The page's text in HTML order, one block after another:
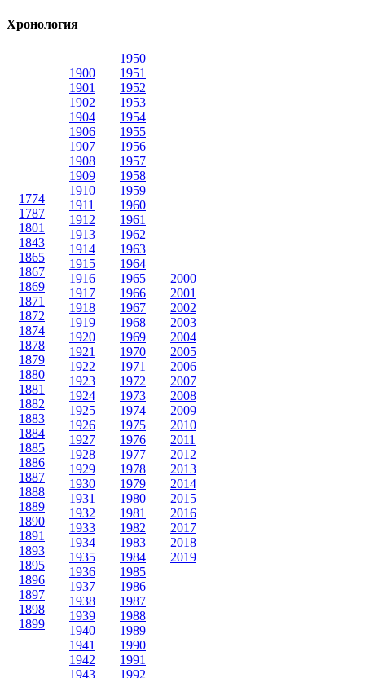
Хронология
1774
1787
1801
1843
1865
1867
1869
1871
1872
1874
1878
1879
1880
1881
1882
1883
1884
1885
1886
1887
1888
1889
1890
1891
1893
1895
1896
1897
1898
1899
1900
1901
1902
1904
1906
1907
1908
1909
1910
1911
1912
1913
1914
1915
1916
1917
1918
1919
1920
1921
1922
1923
1924
1925
1926
1927
1928
1929
1930
1931
1932
1933
1934
1935
1936
1937
1938
1939
1940
1941
1942
1943
1950
1951
1952
1953
1954
1955
1956
1957
1958
1959
1960
1961
1962
1963
1964
1965
1966
1967
1968
1969
1970
1971
1972
1973
1974
1975
1976
1977
1978
1979
1980
1981
1982
1983
1984
1985
1986
1987
1988
1989
1990
1991
1992
2000
2001
2002
2003
2004
2005
2006
2007
2008
2009
2010
2011
2012
2013
2014
2015
2016
2017
2018
2019